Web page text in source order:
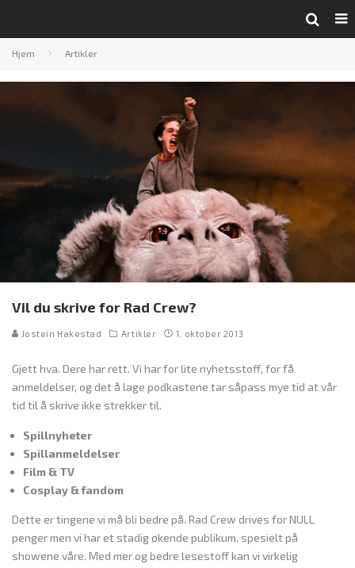
Hjem Artikler
Vil du skrive for Rad Crew?
Jostein Hakestad Artikler 1. oktober 2013
Gjett hva. Dere har rett. Vi har for lite nyhetsstoff, for få
anmeldelser, og det å lage podkastene tar såpass mye tid at vår
tid til å skrive ikke strekker til.
Spillnyheter
Spillanmeldelser
Film & TV
Cosplay & fandom
Dette er tingene vi må bli bedre på. Rad Crew drives for NULL
penger men vi har et stadig økende publikum, spesielt på
showene våre. Med mer og bedre lesestoff kan vi virkelig